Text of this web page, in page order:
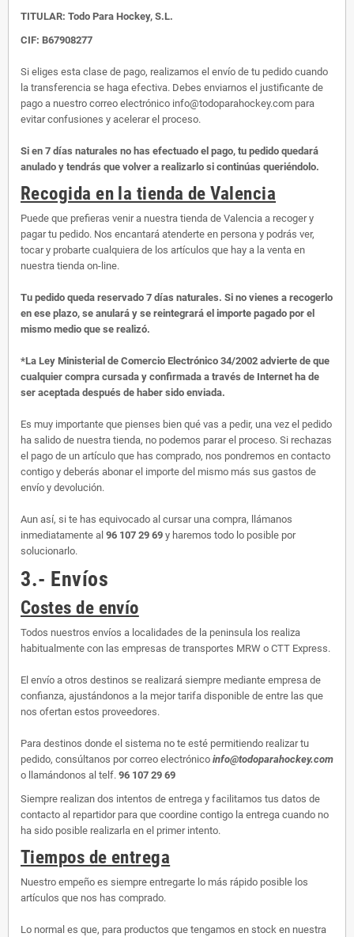
TITULAR: Todo Para Hockey, S.L.
CIF: B67908277
Si eliges esta clase de pago, realizamos el envío de tu pedido cuando
la transferencia se haga efectiva. Debes enviarnos el justificante de
pago a nuestro correo electrónico info@todoparahockey.com para
evitar confusiones y acelerar el proceso.
Si en 7 días naturales no has efectuado el pago, tu pedido quedará
anulado y tendrás que volver a realizarlo si continúas queriéndolo.
Recogida en la tienda de Valencia
Puede que prefieras venir a nuestra tienda de Valencia a recoger y
pagar tu pedido. Nos encantará atenderte en persona y podrás ver,
tocar y probarte cualquiera de los artículos que hay a la venta en
nuestra tienda on-line.
Tu pedido queda reservado 7 días naturales. Si no vienes a recogerlo
en ese plazo, se anulará y se reintegrará el importe pagado por el
mismo medio que se realizó.
*La Ley Ministerial de Comercio Electrónico 34/2002 advierte de que
cualquier compra cursada y confirmada a través de Internet ha de
ser aceptada después de haber sido enviada.
Es muy importante que pienses bien qué vas a pedir, una vez el pedido
ha salido de nuestra tienda, no podemos parar el proceso. Si rechazas
el pago de un artículo que has comprado, nos pondremos en contacto
contigo y deberás abonar el importe del mismo más sus gastos de
envío y devolución.
Aun así, si te has equivocado al cursar una compra, llámanos
inmediatamente al 96 107 29 69 y haremos todo lo posible por
solucionarlo.
3.- Envíos
Costes de envío
Todos nuestros envíos a localidades de la peninsula los realiza
habitualmente con las empresas de transportes MRW o CTT Express.
El envío a otros destinos se realizará siempre mediante empresa de
confianza, ajustándonos a la mejor tarifa disponible de entre las que
nos ofertan estos proveedores.
Para destinos donde el sistema no te esté permitiendo realizar tu
pedido, consúltanos por correo electrónico info@todoparahockey.com
o llamándonos al telf. 96 107 29 69
Siempre realizan dos intentos de entrega y facilitamos tus datos de
contacto al repartidor para que coordine contigo la entrega cuando no
ha sido posible realizarla en el primer intento.
Tiempos de entrega
Nuestro empeño es siempre entregarte lo más rápido posible los
artículos que nos has comprado.
Lo normal es que, para productos que tengamos en stock en nuestra